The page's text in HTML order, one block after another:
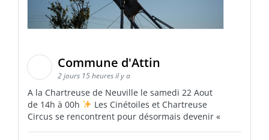
Commune d'Attin
2 jours 15 heures il y a
A la Chartreuse de Neuville le samedi 22 Aout
de 14h à 00h
Les Cinétoiles et Chartreuse
Circus se rencontrent pour désormais devenir «